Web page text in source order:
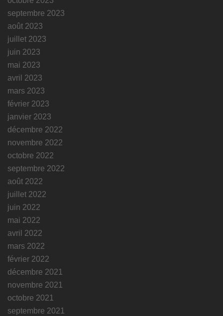
septembre 2023
août 2023
juillet 2023
juin 2023
mai 2023
avril 2023
mars 2023
février 2023
janvier 2023
décembre 2022
novembre 2022
octobre 2022
septembre 2022
août 2022
juillet 2022
juin 2022
mai 2022
avril 2022
mars 2022
février 2022
décembre 2021
novembre 2021
octobre 2021
septembre 2021